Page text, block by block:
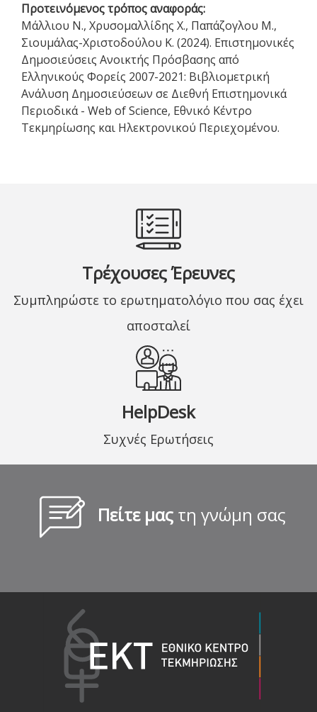
Προτεινόμενος τρόπος αναφοράς:
Μάλλιου Ν., Χρυσομαλλίδης Χ., Παπάζογλου Μ.,
Σιουμάλας-Χριστοδούλου Κ. (2024). Επιστημονικές
Δημοσιεύσεις Ανοικτής Πρόσβασης από
Ελληνικούς Φορείς 2007-2021: Βιβλιομετρική
Ανάλυση Δημοσιεύσεων σε Διεθνή Επιστημονικά
Περιοδικά - Web of Science, Εθνικό Κέντρο
Τεκμηρίωσης και Ηλεκτρονικού Περιεχομένου.
Τρέχουσες Έρευνες
Συμπληρώστε το ερωτηματολόγιο που σας έχει
αποσταλεί
HelpDesk
Συχνές Ερωτήσεις
Πείτε μας τη γνώμη σας